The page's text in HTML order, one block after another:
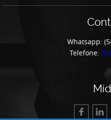
Whatsapp:
Telefone: